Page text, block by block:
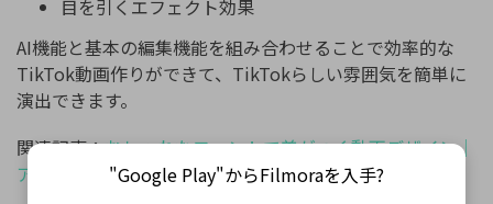
目を引くエフェクト効果
AI機能と基本の編集機能を組み合わせることで効率的な
TikTok動画作りができて、TikTokらしい雰囲気を簡単に
演出できます。
関連記事：おしゃれなフォントで差がつく動画デザイン｜
アートフォント実践ガイド
"Google Play"からFilmoraを入手?